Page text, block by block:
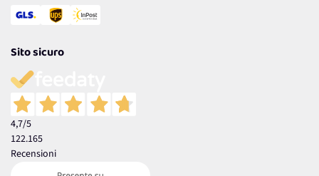
Sito sicuro
4,7/5
122.165
Recensioni